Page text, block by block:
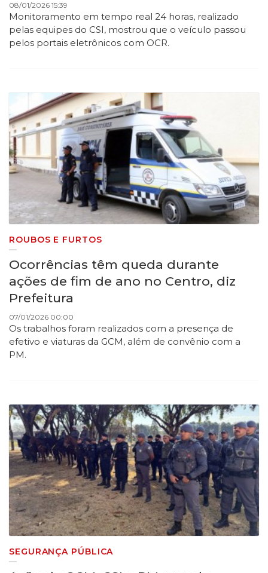
08/01/2026 15:39
Monitoramento em tempo real 24 horas, realizado
pelas equipes do CSI, mostrou que o veículo passou
pelos portais eletrônicos com OCR.
ROUBOS E FURTOS
Ocorrências têm queda durante
ações de fim de ano no Centro, diz
Prefeitura
07/01/2026 00:00
Os trabalhos foram realizados com a presença de
efetivo e viaturas da GCM, além de convênio com a
PM.
SEGURANÇA PÚBLICA